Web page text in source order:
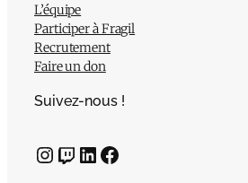
L’équipe
Participer à Fragil
Recrutement
Faire un don
Suivez-nous !
InstagramTwitch LinkedIn Facebook